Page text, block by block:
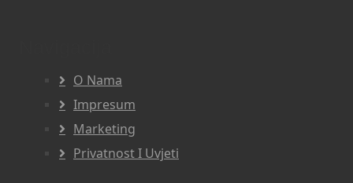
O Nama
Impresum
Marketing
Privatnost I Uvjeti